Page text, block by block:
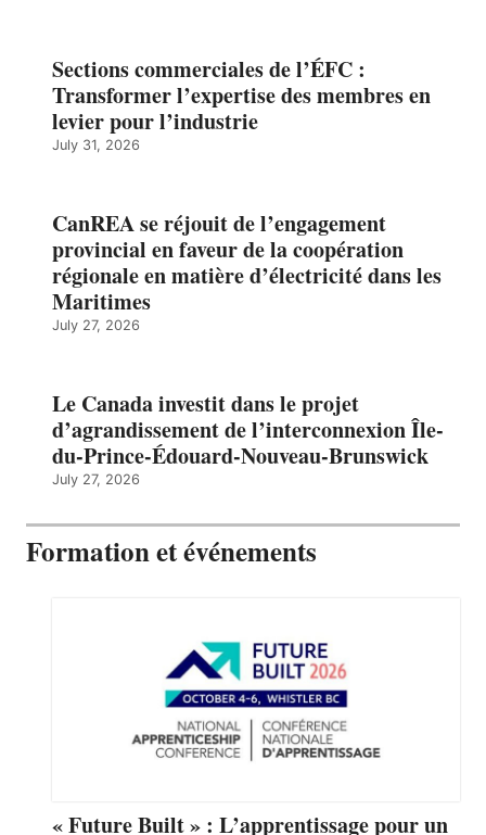
Sections commerciales de l’ÉFC :
Transformer l’expertise des membres en
levier pour l’industrie
July 31, 2026
CanREA se réjouit de l’engagement
provincial en faveur de la coopération
régionale en matière d’électricité dans les
Maritimes
July 27, 2026
Le Canada investit dans le projet
d’agrandissement de l’interconnexion Île-
du-Prince-Édouard-Nouveau-Brunswick
July 27, 2026
Formation et événements
« Future Built » : L’apprentissage pour un